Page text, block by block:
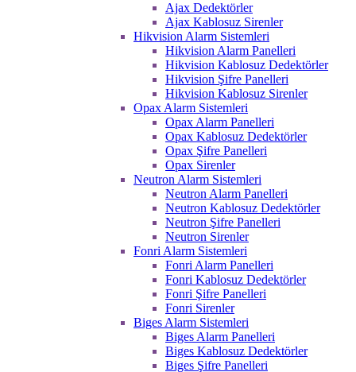
Ajax Dedektörler
Ajax Kablosuz Sirenler
Hikvision Alarm Sistemleri
Hikvision Alarm Panelleri
Hikvision Kablosuz Dedektörler
Hikvision Şifre Panelleri
Hikvision Kablosuz Sirenler
Opax Alarm Sistemleri
Opax Alarm Panelleri
Opax Kablosuz Dedektörler
Opax Şifre Panelleri
Opax Sirenler
Neutron Alarm Sistemleri
Neutron Alarm Panelleri
Neutron Kablosuz Dedektörler
Neutron Şifre Panelleri
Neutron Sirenler
Fonri Alarm Sistemleri
Fonri Alarm Panelleri
Fonri Kablosuz Dedektörler
Fonri Şifre Panelleri
Fonri Sirenler
Biges Alarm Sistemleri
Biges Alarm Panelleri
Biges Kablosuz Dedektörler
Biges Şifre Panelleri